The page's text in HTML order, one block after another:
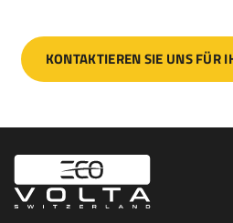
KONTAKTIEREN SIE UNS FÜR